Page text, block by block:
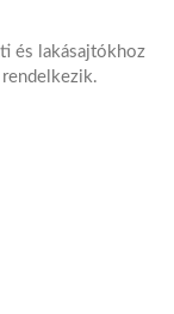
és lakásajtókhoz